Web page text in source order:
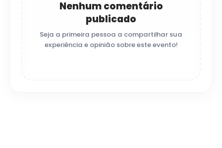
Nenhum comentário
publicado
Seja a primeira pessoa a compartilhar sua
experiência e opinião sobre este evento!